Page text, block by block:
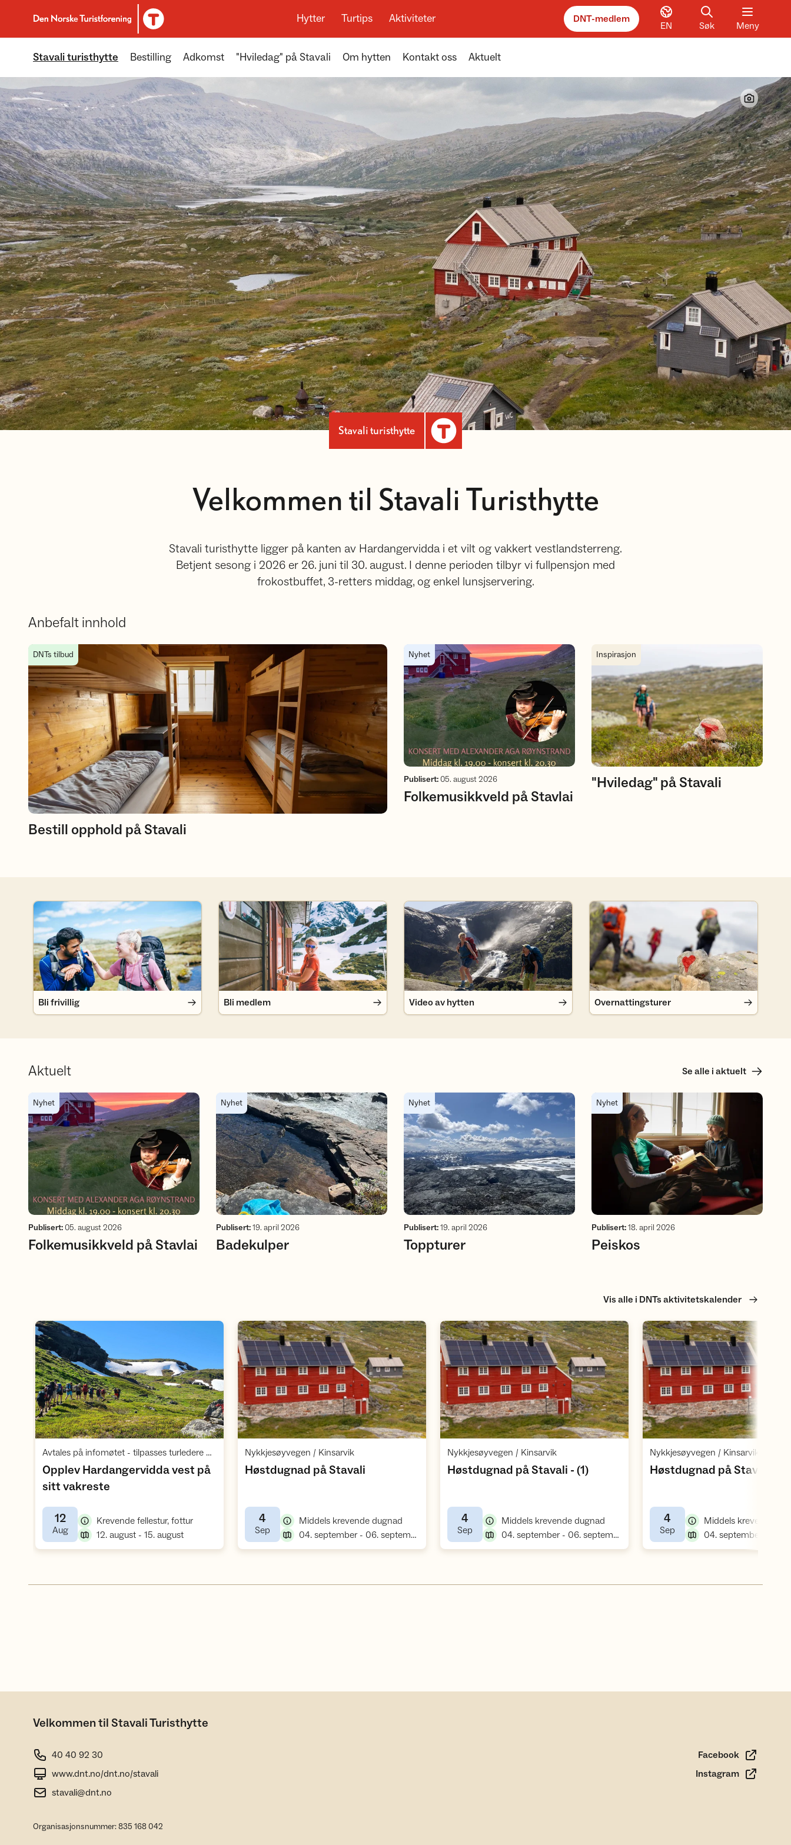
Til DNT.no forside
Hytter Turtips Aktiviteter DNT-medlem
EN Søk Meny
Stavali turisthytte Bestilling Adkomst "Hviledag" på Stavali Om hytten Kontakt oss Aktuelt
Stavali turisthytte
Velkommen til Stavali Turisthytte
Stavali turisthytte ligger på kanten av Hardangervidda i et vilt og vakkert vestlandsterreng.
Betjent sesong i 2026 er 26. juni til 30. august. I denne perioden tilbyr vi fullpensjon med
frokostbuffet, 3-retters middag, og enkel lunsjservering.
Anbefalt innhold
Bestill opphold på Stavali
DNTs tilbud
Bestill opphold på Stavali
Folkemusikkveld på Stavlai
Nyhet
Publisert:05. august 2026
Folkemusikkveld på Stavlai
"Hviledag" på Stavali
Inspirasjon
"Hviledag" på Stavali
Bli frivillig
Bli frivillig
Bli medlem
Bli medlem
Video av hytten
Video av hytten
Overnattingsturer
Overnattingsturer
Aktuelt Se alle i aktuelt
Folkemusikkveld på Stavlai
Nyhet
Publisert:05. august 2026
Folkemusikkveld på Stavlai
Badekulper
Nyhet
Publisert:19. april 2026
Badekulper
Toppturer
Nyhet
Publisert:19. april 2026
Toppturer
Peiskos
Nyhet
Publisert:18. april 2026
Peiskos
Vis alle i DNTs aktivitetskalender
Åpne aktivitet
Avtales på infomøtet - tilpasses turledere og turdeltakere
,
Opplev Hardangervidda vest på
sitt vakreste
12
Aug,
Krevende fellestur, fottur,
12. august - 15. august,
Åpne aktivitet
Nykkjesøyvegen / Kinsarvik,
Høstdugnad på Stavali
4
Sep
Middels krevende dugnad
04. september - 06. september
Åpne aktivitet
Nykkjesøyvegen / Kinsarvik,
Høstdugnad på Stavali - (1),
4
Sep
Middels krevende dugnad
04. september - 06. september
Åpne
Nykkjesøyvegen / Kinsarvik
Høstdugnad på Stavali
4
Sep
Middels krevende
Velkommen til Stavali Turisthytte
40 40 92 30
www.dnt.no/dnt.no/stavali
stavali@dnt.no
Facebook
Instagram
Organisasjonsnummer: 835 168 042